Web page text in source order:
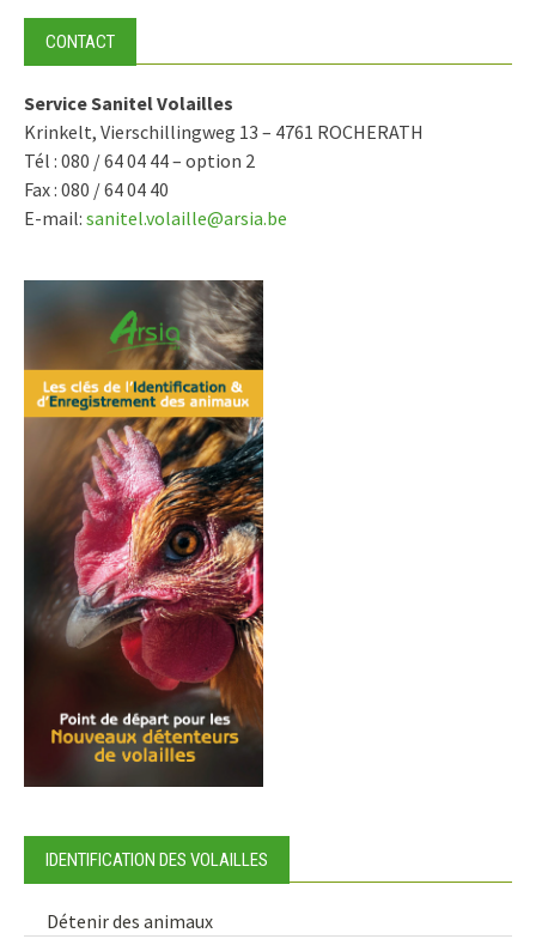
CONTACT
Service Sanitel Volailles
Krinkelt, Vierschillingweg 13 – 4761 ROCHERATH
Tél : 080 / 64 04 44 – option 2
Fax : 080 / 64 04 40
E-mail: sanitel.volaille@arsia.be
IDENTIFICATION DES VOLAILLES
Détenir des animaux